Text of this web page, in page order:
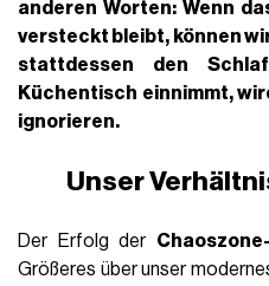
anderen Worten: Wenn
versteckt bleibt, können
stattdessen den
Küchentisch einnimmt,
ignorieren.
Unser
Der Erfolg der
Größeres über unser